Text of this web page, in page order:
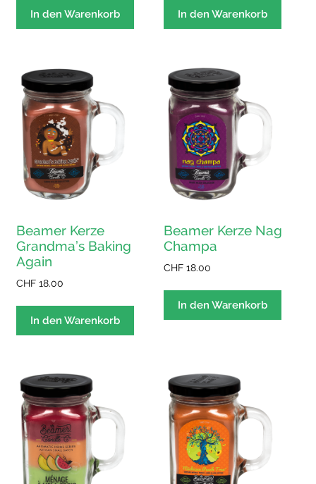
In den Warenkorb In den Warenkorb
Beamer Kerze
Grandma’s Baking
Again
CHF 18.00
In den Warenkorb
Beamer Kerze Nag
Champa
CHF 18.00
In den Warenkorb